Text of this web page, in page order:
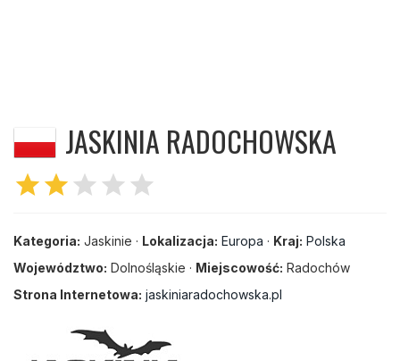
JASKINIA RADOCHOWSKA
starstar star star star
Kategoria: Jaskinie · Lokalizacja: Europa · Kraj: Polska
Województwo: Dolnośląskie · Miejscowość: Radochów
Strona Internetowa: jaskiniaradochowska.pl